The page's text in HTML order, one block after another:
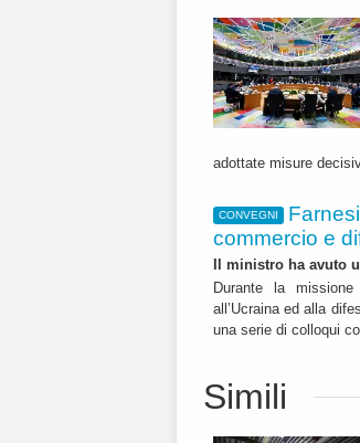
adottate misure
CONVEGNI
commercio e
Il ministro ha avuto
Durante la
all’Ucraina ed alla
una serie di colloqui
Simili